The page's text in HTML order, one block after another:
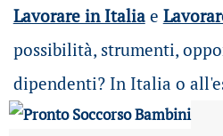
Lavorare in Italia e
possibilità, strumenti,
dipendenti? In Italia o